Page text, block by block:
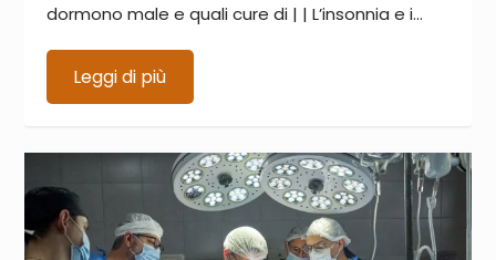
dormono male e quali cure di | | L’insonnia e i...
Leggi di più